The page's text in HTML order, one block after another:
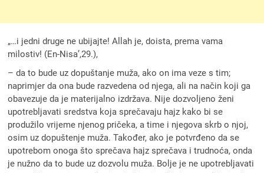
„…i jedni druge ne ubijajte! Allah je, doista, prema vama
milostiv! (En-Nisa’,29.),
– da to bude uz dopuštanje muža, ako on ima veze s tim;
naprimjer da ona bude razvedena od njega, ali na način koji ga
obavezuje da je materijalno izdržava. Nije dozvoljeno ženi
upotrebljavati sredstva koja sprečavaju hajz kako bi se
produžilo vrijeme njenog pričeka, a time i njegova skrb o njoj,
osim uz dopuštenje muža. Također, ako je potvrđeno da se
upotrebom onoga što sprečava hajz sprečava i trudnoća, onda
je nužno da to bude uz dozvolu muža. Bolje je ne upotrebljavati